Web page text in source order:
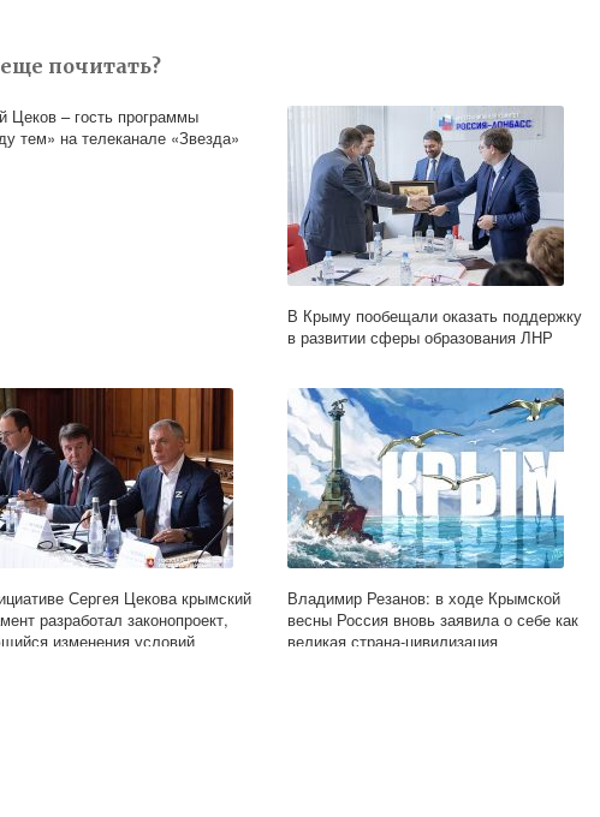
почитать?
Цеков – гость программы
тем» на телеканале «Звезда»
В Крыму пообещали оказать поддержку
в развитии сферы образования ЛНР
Сергея Цекова крымский
разработал законопроект,
изменения условий
Владимир Резанов: в ходе Крымской
весны Россия вновь заявила о себе как
великая страна-цивилизация